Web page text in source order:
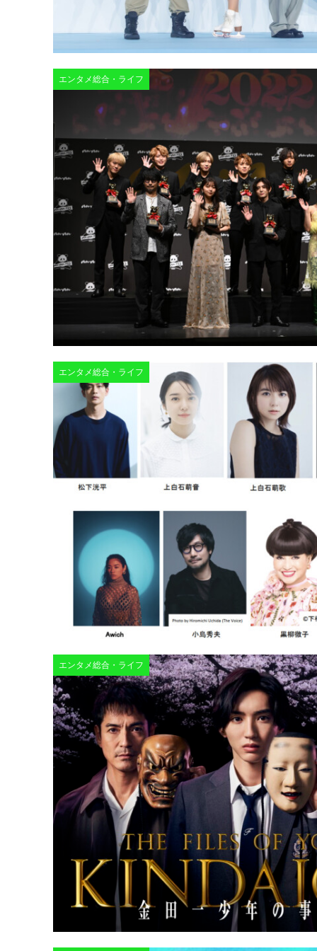
エンタメ総合・ライフ
エンタメ総合・ライフ
エンタメ総合・ライフ